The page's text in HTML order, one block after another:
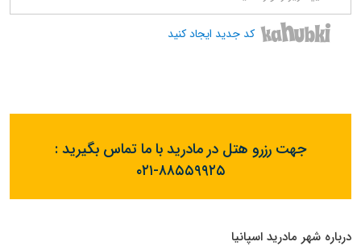
کد جدید ایجاد کنید
جهت رزرو هتل در مادرید با ما تماس بگیرید :
۰۲۱-۸۸۵۵۹۹۲۵
درباره شهر مادرید اسپانیا